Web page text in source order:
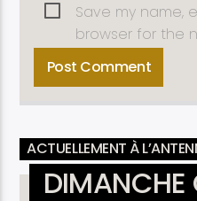
Save my name,
browser for the
ACTUELLEMENT À
DIMANCHE